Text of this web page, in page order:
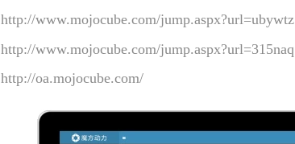
http://www.mojocube.com/jump.aspx?url=ubywtz
http://www.mojocube.com/jump.aspx?url=315naq
http://oa.mojocube.com/